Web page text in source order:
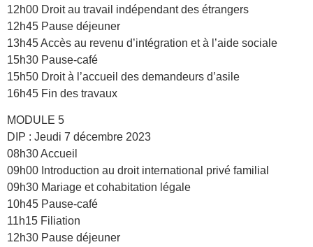
12h00 Droit au travail indépendant des étrangers
12h45 Pause déjeuner
13h45 Accès au revenu d’intégration et à l’aide sociale
15h30 Pause-café
15h50 Droit à l’accueil des demandeurs d’asile
16h45 Fin des travaux
MODULE 5
DIP : Jeudi 7 décembre 2023
08h30 Accueil
09h00 Introduction au droit international privé familial
09h30 Mariage et cohabitation légale
10h45 Pause-café
11h15 Filiation
12h30 Pause déjeuner